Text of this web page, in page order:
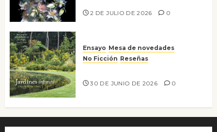
2 DE JULIO DE 2026 0
Ensayo Mesa de novedades
No Ficción Reseñas
30 DE JUNIO DE 2026 0